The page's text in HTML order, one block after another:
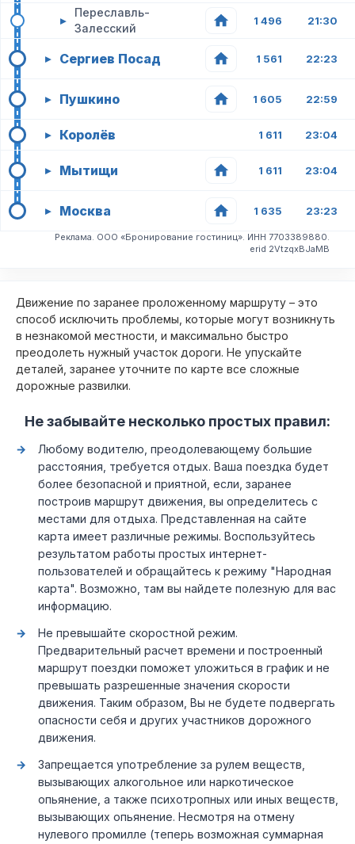
▸
Переславль-
Залесский
1 496 21:30
▸ Сергиев Посад 1 561 22:23
▸ Пушкино 1 605 22:59
▸ Королёв 1 611 23:04
▸ Мытищи 1 611 23:04
▸ Москва 1 635 23:23
Реклама. ООО «Бронирование гостиниц». ИНН 7703389880.
erid 2VtzqxBJaMB
Движение по заранее проложенному маршруту – это
способ исключить проблемы, которые могут возникнуть
в незнакомой местности, и максимально быстро
преодолеть нужный участок дороги. Не упускайте
деталей, заранее уточните по карте все сложные
дорожные развилки.
Не забывайте несколько простых правил:
Любому водителю, преодолевающему большие
расстояния, требуется отдых. Ваша поездка будет
более безопасной и приятной, если, заранее
построив маршрут движения, вы определитесь с
местами для отдыха. Представленная на сайте
карта имеет различные режимы. Воспользуйтесь
результатом работы простых интернет-
пользователей и обращайтесь к режиму "Народная
карта". Возможно, там вы найдете полезную для вас
информацию.
Не превышайте скоростной режим.
Предварительный расчет времени и построенный
маршрут поездки поможет уложиться в график и не
превышать разрешенные значения скорости
движения. Таким образом, Вы не будете подвергать
опасности себя и других участников дорожного
движения.
Запрещается употребление за рулем веществ,
вызывающих алкогольное или наркотическое
опьянение, а также психотропных или иных веществ,
вызывающих опьянение. Несмотря на отмену
нулевого промилле (теперь возможная суммарная